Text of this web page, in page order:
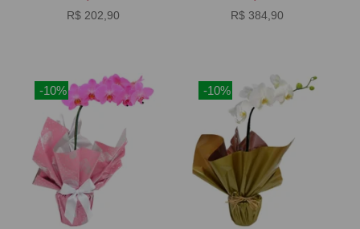
R$ 202,90 R$ 384,90
-10% -10%